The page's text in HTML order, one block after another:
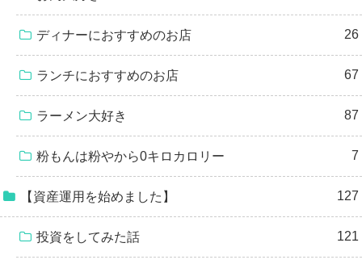
ディナーにおすすめのお店 26
ランチにおすすめのお店 67
ラーメン大好き 87
粉もんは粉やから0キロカロリー 7
【資産運用を始めました】 127
投資をしてみた話 121